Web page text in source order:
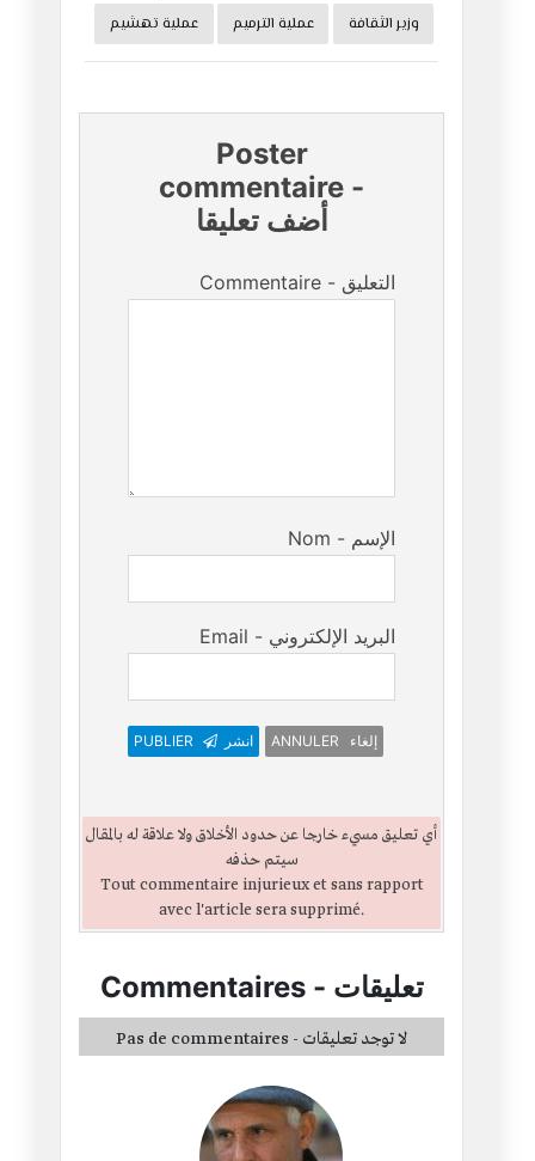
وزير الثقافة
عملية الترميم عملية تهشيم
Poster
commentaire -
أضف تعليقا
Commentaire - التعليق
Nom - الإسم
Email - البريد الإلكتروني
PUBLIER انشر ANNULER إلغاء
أي تعليق مسيء خارجا عن حدود الأخلاق ولا علاقة له بالمقال
سيتم حذفه
Tout commentaire injurieux et sans rapport
avec l'article sera supprimé.
Commentaires- تعليقات
Pas de commentaires - لا توجد تعليقات